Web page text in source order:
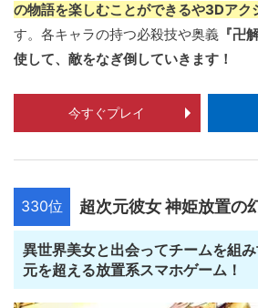
の物語を楽しむことができるや3Dアク
す。各キャラの持つ必殺技や奥義 『卍
使して、敵をなぎ倒していきます！
今すぐプレイ
330位 超次元彼女 神姫放置の
異世界美女と出会ってチームを組
元を超える放置系スマホゲーム！